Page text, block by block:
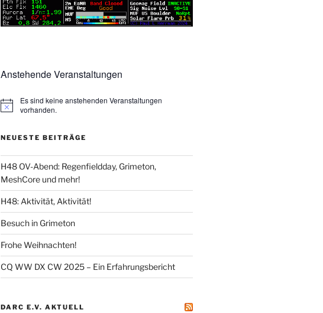
Anstehende Veranstaltungen
Es sind keine anstehenden Veranstaltungen
vorhanden.
NEUESTE BEITRÄGE
H48 OV-Abend: Regenfieldday, Grimeton,
MeshCore und mehr!
H48: Aktivität, Aktivität!
Besuch in Grimeton
Frohe Weihnachten!
CQ WW DX CW 2025 – Ein Erfahrungsbericht
DARC E.V. AKTUELL